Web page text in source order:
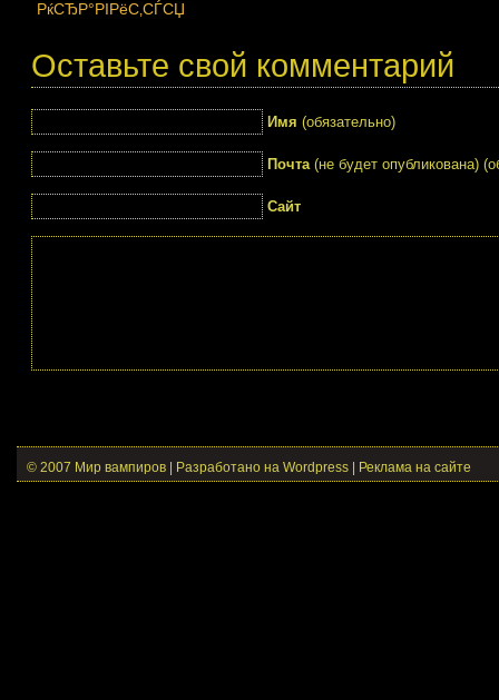
РќСЂР°РІРёС‚СЃСЏ
Оставьте свой комментарий
Имя (обязательно)
Почта(не будет опубликована)
Сайт
© 2007 Мир вампиров | Разработано на Wordpress | Реклама на сайте